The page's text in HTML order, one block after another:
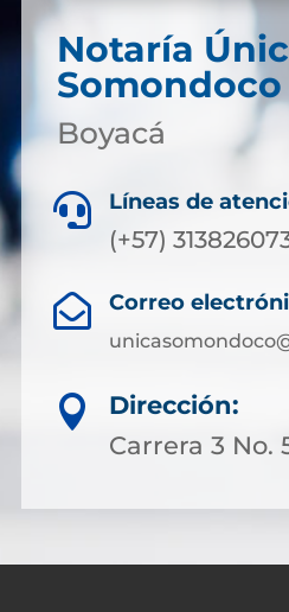
Notaría
Somondoco
Boyacá
 Líneas de
(+57)
 Correo

Dirección:
Carrera 3 No.